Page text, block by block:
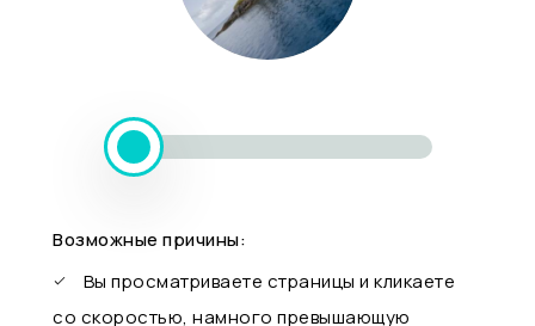
Возможные причины:
Вы просматриваете страницы и кликаете
со скоростью, намного превышающую